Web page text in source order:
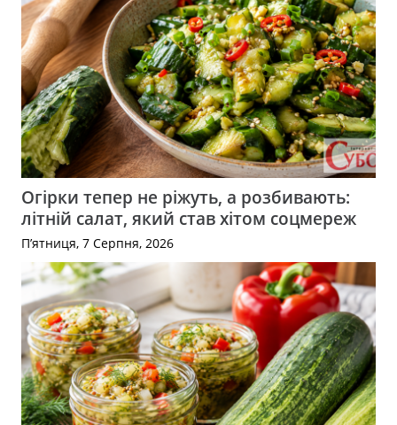
Огірки тепер не ріжуть, а розбивають:
літній салат, який став хітом соцмереж
П’ятниця, 7 Серпня, 2026